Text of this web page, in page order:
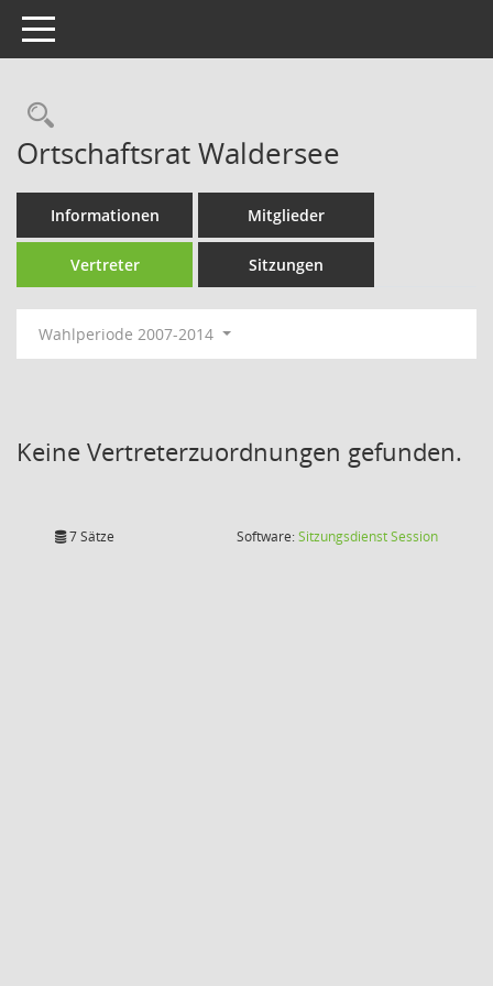
Toggle navigation
Rechercheauswahl
Ortschaftsrat Waldersee
Informationen Mitglieder
Vertreter Sitzungen
Wahlperiode 2007-2014
Keine Vertreterzuordnungen gefunden.
7 Sätze Software:SitzungsdienstSession(Wird in